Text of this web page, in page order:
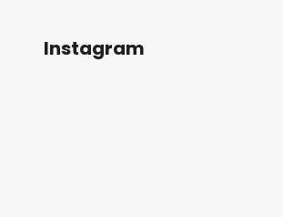
Instagram